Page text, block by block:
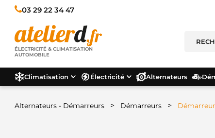
03 29 22 34 47
ÉLECTRICITÉ & CLIMATISATION
AUTOMOBILE
Climatisation Électricité Alternateurs
Alternateurs - Démarreurs > Démarreurs >